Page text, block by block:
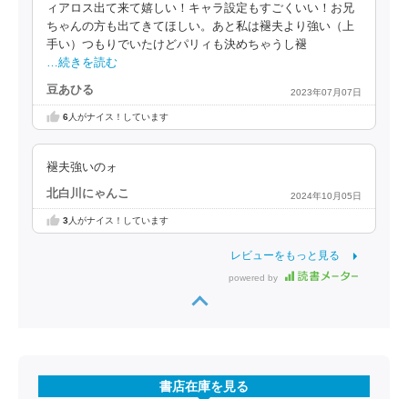
ィアロス出て来て嬉しい！キャラ設定もすごくいい！お兄
ちゃんの方も出てきてほしい。あと私は褪夫より強い（上
手い）つもりでいたけどパリィも決めちゃうし褪
…続きを読む
豆あひる 2023年07月07日
6人がナイス！しています
褪夫強いのォ
北白川にゃんこ 2024年10月05日
3人がナイス！しています
レビューをもっと見る
powered by
書店在庫を見る